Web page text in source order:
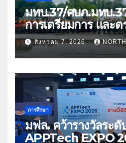
มทบ.37/ศบภ.มทบ
การเตรียมการ และ
ด้านการบรรเทาสาธ
สิงหาคม 7, 2026
การศึกษา
มฟล. คว้ารางวัลระดั
APPTech EXPO